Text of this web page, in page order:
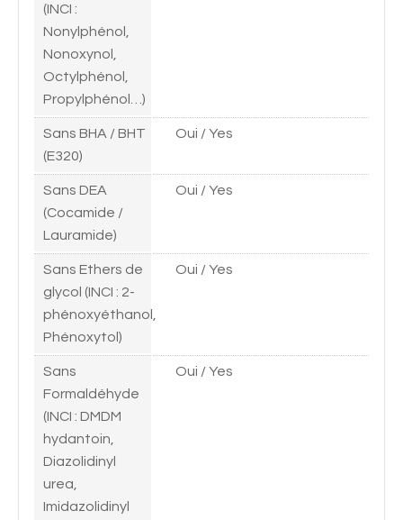
(INCI :
Nonylphénol,
Nonoxynol,
Octylphénol,
Propylphénol…)
Sans BHA / BHT
(E320)
Oui / Yes
Sans DEA
(Cocamide /
Lauramide)
Oui / Yes
Sans Ethers de
glycol (INCI : 2-
phénoxyéthanol,
Phénoxytol)
Oui / Yes
Sans
Formaldéhyde
(INCI : DMDM
hydantoin,
Diazolidinyl
urea,
Imidazolidinyl
Oui / Yes